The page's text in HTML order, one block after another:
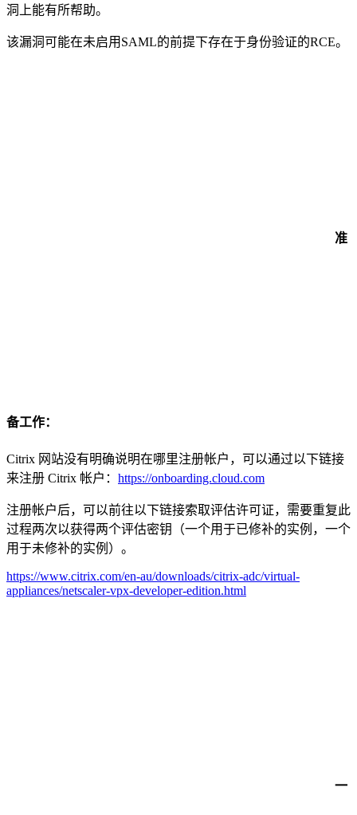
洞上能有所帮助。
该漏洞可能在未启用SAML的前提下存在于身份验证的RCE。
准
备工作：
Citrix 网站没有明确说明在哪里注册帐户，可以通过以下链接
来注册 Citrix 帐户： https://onboarding.cloud.com
注册帐户后，可以前往以下链接索取评估许可证，需要重复此
过程两次以获得两个评估密钥（一个用于已修补的实例，一个
用于未修补的实例）。
https://www.citrix.com/en-au/downloads/citrix-adc/virtual-
appliances/netscaler-vpx-developer-edition.html
一